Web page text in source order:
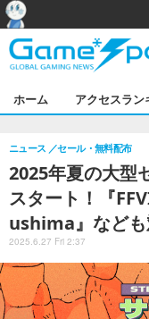
ホーム アクセスラン
2025年夏の大型
スタート！『
ushima』なども
ニュース セール・無料配布
2025.6.27 Fri 2:37